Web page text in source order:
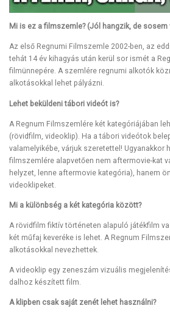
Mi is ez a filmszemle? (Jól hangzik, de
Az első Regnumi Filmszemle 2002-ben, az
tehát 14 év kihagyás után kerül sor ismét a
filmünnepére. A szemlére regnumi alkotók
alkotásokkal lehet pályázni.
Lehet beküldeni tábori videót is?
A Regnum Filmszemlére két kategóriájában
(rövidfilm, videoklip). Ha a tábori videótok
valamelyikébe, várjuk szeretettel! Ugyanakkor
filmszemlére alapvetően nem aftermovie-kat
helyzet, lenne aftermovie kategória), hanem
videoklipeket.
Mi a különbség a két kategória között?
A rövidfilm fiktív történeten alapuló játékfilm
két műfaj keveréke is lehet. A Regnum
alkotásokkal nevezhettek.
A videoklip egy zeneszám vizuális
dalhoz készített film.
A klipben csak saját zenét lehet használni?